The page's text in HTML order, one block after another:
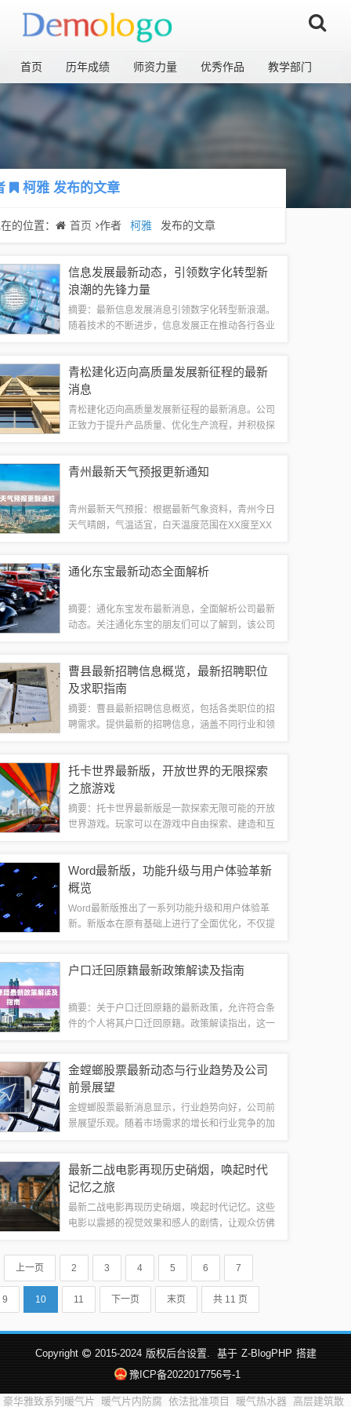
首页 历年成绩 师资力量 优秀作品 教学部门
柯雅发布的文章
的位置： 首页 作者 柯雅 发布的文章
信息发展最新动态，引领数字化转型新
浪潮的先锋力量
摘要：最新信息发展消息引领数字化转型新浪潮。
随着技术的不断进步，信息发展正在推动各行各业
智能化升级，提升生产效率和服务质量。信息...
青松建化迈向高质量发展新征程的最新
消息
青松建化迈向高质量发展新征程的最新消息。公司
正致力于提升产品质量、优化生产流程，并积极探
杆。青松建化概况青松建化作为国内领先的建筑...
青州最新天气预报更新通知
青州最新天气预报：根据最新气象资料，青州今日
天气晴朗，气温适宜，白天温度范围在XX度至XX
温。市民外出请注意防晒和补充水分，同时关...
通化东宝最新动态全面解析
摘要：通化东宝发布最新消息，全面解析公司最新
动态。关注通化东宝的朋友们可以了解到，该公司
方面，展现了通化东宝不断向前的态势。详细...
曹县最新招聘信息概览，最新招聘职位
及求职指南
摘要：曹县最新招聘信息概览，包括各类职位的招
聘需求。提供最新的招聘信息，涵盖不同行业和领
县招聘市场概况2、最新招聘信息3、求职建...
托卡世界最新版，开放世界的无限探索
之旅游戏
摘要：托卡世界最新版是一款探索无限可能的开放
世界游戏。玩家可以在游戏中自由探索、建造和互
无限的可能性。托卡世界最新版为玩家提供了...
Word最新版，功能升级与用户体验革新
概览
Word最新版推出了一系列功能升级和用户体验革
新。新版本在原有基础上进行了全面优化，不仅提
了极大改善，界面设计更加简洁直观，操作...
户口迁回原籍最新政策解读及指南
摘要：关于户口迁回原籍的最新政策，允许符合条
件的个人将其户口迁回原籍。政策解读指出，这一
区而异，包括原籍地同意接收、个人无违法犯...
金螳螂股票最新动态与行业趋势及公司
前景展望
金螳螂股票最新消息显示，行业趋势向好，公司前
景展望乐观。随着市场需求的增长和行业竞争的加
度，建议投资者关注公司动态和行业趋势，做出...
最新二战电影再现历史硝烟，唤起时代
记忆之旅
最新二战电影再现历史硝烟，唤起时代记忆。这些
电影以震撼的视觉效果和感人的剧情，让观众仿佛
们可以更深入地了解二战的历史背景和人物形象，
感受到那个时代的艰辛和勇气。这些电影不仅...
上一页 2 3 4 5 6 7
9 10 11 下一页 末页 共 11 页
Copyright 2015-2024 版权后台设置. 基于 Z-BlogPHP 搭建
豫ICP备2022017756号-1
豪华雅致系列暖气片 暖气片内防腐 依法批准项目 暖气热水器 高层建筑散